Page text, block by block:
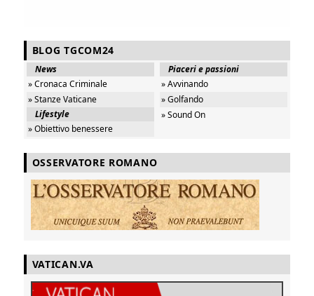
BLOG TGCOM24
News
» Cronaca Criminale
» Stanze Vaticane
Lifestyle
» Obiettivo benessere
Piaceri e passioni
» Avvinando
» Golfando
» Sound On
OSSERVATORE ROMANO
VATICAN.VA